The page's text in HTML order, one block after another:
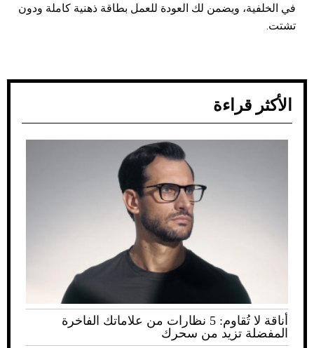
في الخلفية، ويضمن لك العودة للعمل بطاقة ذهنية كاملة ودون
تشتت.
الأكثر قراءة
أناقة لا تُقاوم: 5 نظارات من علاماتك الفاخرة
المفضلة تزيد من سحرك